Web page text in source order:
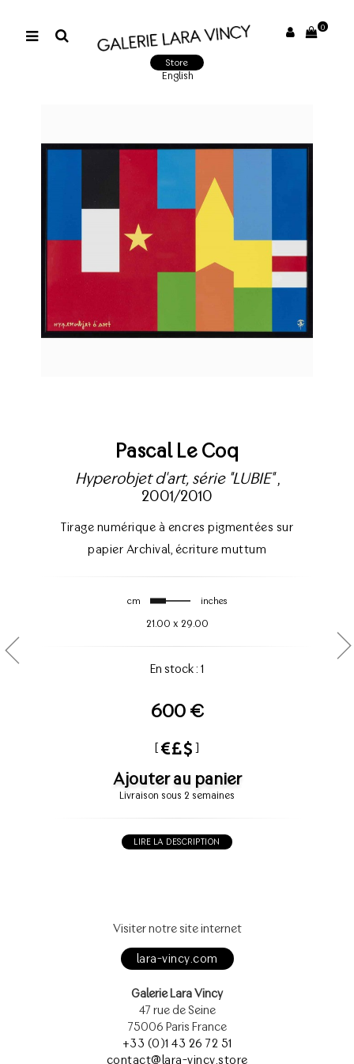
0
Store
English
Pascal Le Coq
Hyperobjet d'art, série "LUBIE",
2001/2010
Tirage numérique à encres pigmentées sur
papier Archival, écriture muttum
cm inches
21.00 x 29.00
En stock : 1
600 €
[ ]
Ajouter au panier
Livraison sous 2 semaines
LIRE LA DESCRIPTION
Visiter notre site internet
lara-vincy.com
Galerie Lara Vincy
47 rue de Seine
75006 Paris France
+33 (0)1 43 26 72 51
contact@lara-vincy.store